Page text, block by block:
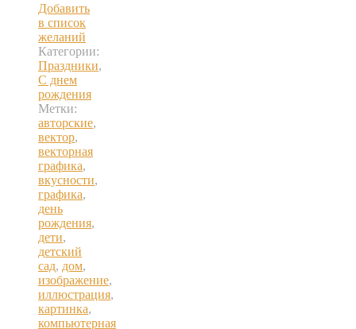
Добавить
в список
желаний
Категории:
Праздники,
С днем
рождения
Метки:
авторские,
вектор,
векторная
графика,
вкусности,
графика,
день
рождения,
дети,
детский
сад, дом,
изображение,
иллюстрация,
картинка,
компьютерная